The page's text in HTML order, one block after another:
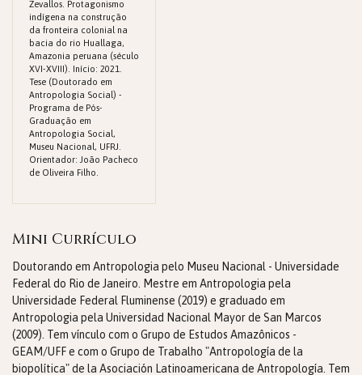
Zevallos. Protagonismo
indígena na construção
da fronteira colonial na
bacia do rio Huallaga,
Amazonia peruana (século
XVI-XVIII). Início: 2021.
Tese (Doutorado em
Antropologia Social) -
Programa de Pós-
Graduação em
Antropologia Social,
Museu Nacional, UFRJ.
Orientador: João Pacheco
de Oliveira Filho.
Mini Currículo
Doutorando em Antropologia pelo Museu Nacional - Universidade
Federal do Rio de Janeiro. Mestre em Antropologia pela
Universidade Federal Fluminense (2019) e graduado em
Antropologia pela Universidad Nacional Mayor de San Marcos
(2009). Tem vínculo com o Grupo de Estudos Amazônicos -
GEAM/UFF e com o Grupo de Trabalho "Antropología de la
biopolítica" de la Asociación Latinoamericana de Antropología. Tem